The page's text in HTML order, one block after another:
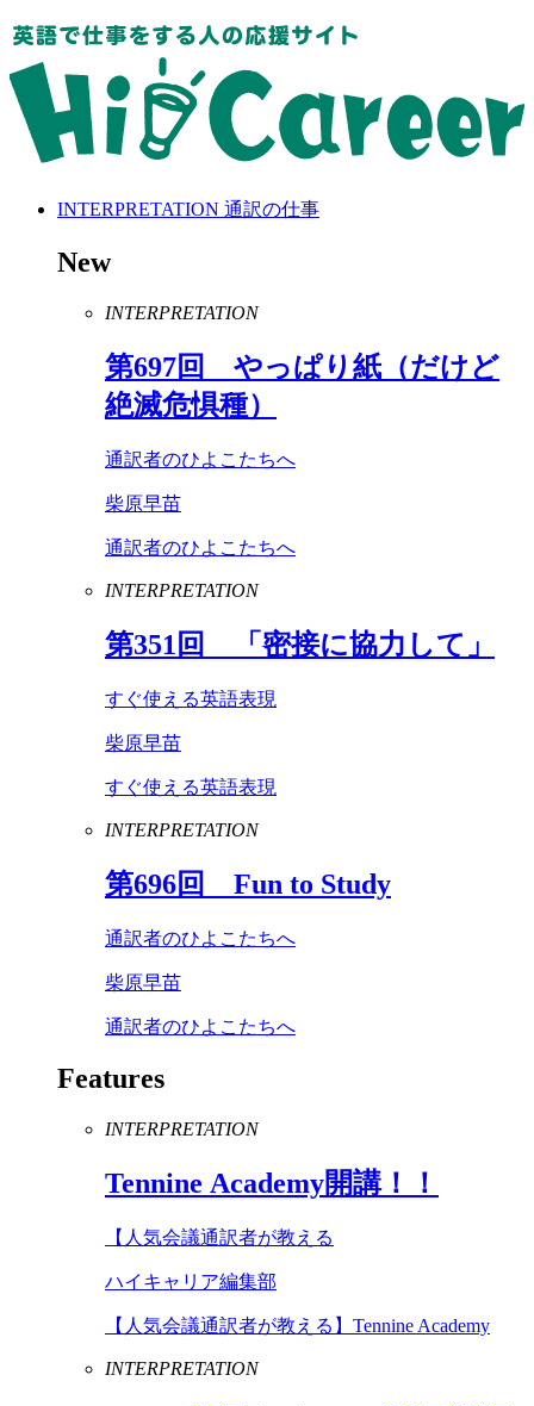
INTERPRETATION 通訳の仕事
New
INTERPRETATION
第697回 やっぱり紙（だけど
絶滅危惧種）
通訳者のひよこたちへ
柴原早苗
通訳者のひよこたちへ
INTERPRETATION
第351 回 「密接に協力して」
すぐ使える英語表現
柴原早苗
すぐ使える英語表現
INTERPRETATION
第696回 Fun to Study
通訳者のひよこたちへ
柴原早苗
通訳者のひよこたちへ
Features
INTERPRETATION
Tennine Academy開講！！
【人気会議通訳者が教える
ハイキャリア編集部
【人気会議通訳者が教える】Tennine Academy
INTERPRETATION